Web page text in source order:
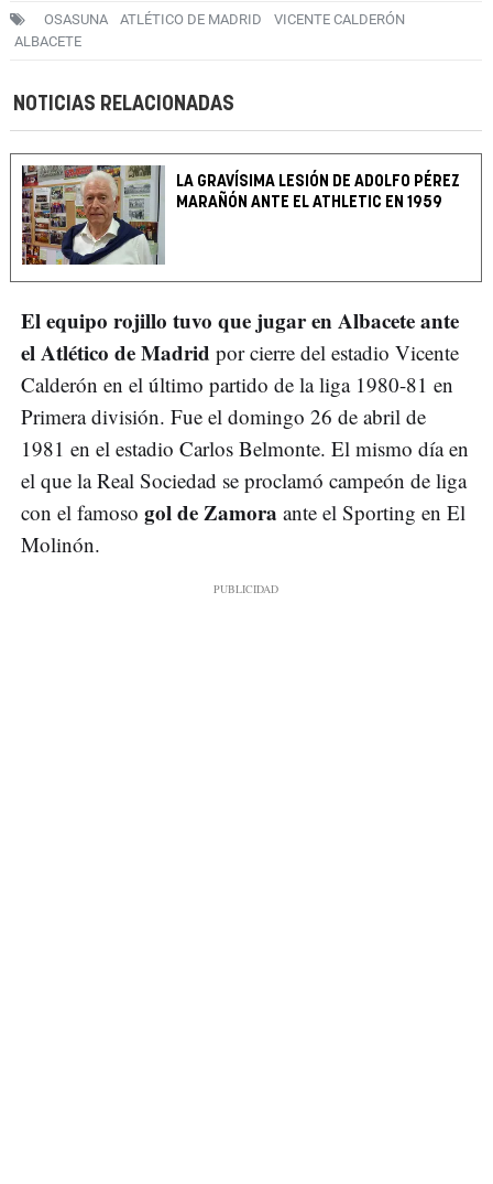
OSASUNA ATLÉTICO DE MADRID
VICENTE CALDERÓN
ALBACETE
NOTICIAS RELACIONADAS
LA GRAVÍSIMA LESIÓN DE ADOLFO PÉREZ
MARAÑÓN ANTE EL ATHLETIC EN 1959
El equipo rojillo tuvo que jugar en Albacete ante
el Atlético de Madrid por cierre del estadio Vicente
Calderón en el último partido de la liga 1980-81 en
Primera división. Fue el domingo 26 de abril de
1981 en el estadio Carlos Belmonte. El mismo día en
el que la Real Sociedad se proclamó campeón de liga
con el famoso gol de Zamora ante el Sporting en El
Molinón.